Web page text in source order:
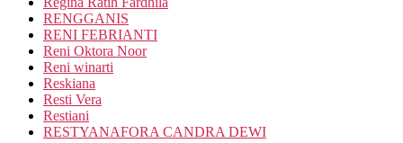
RENGGANIS
RENI FEBRIANTI
Reni Oktora Noor
Reni winarti
Reskiana
Resti Vera
Restiani
RESTYANAFORA CANDRA DEWI